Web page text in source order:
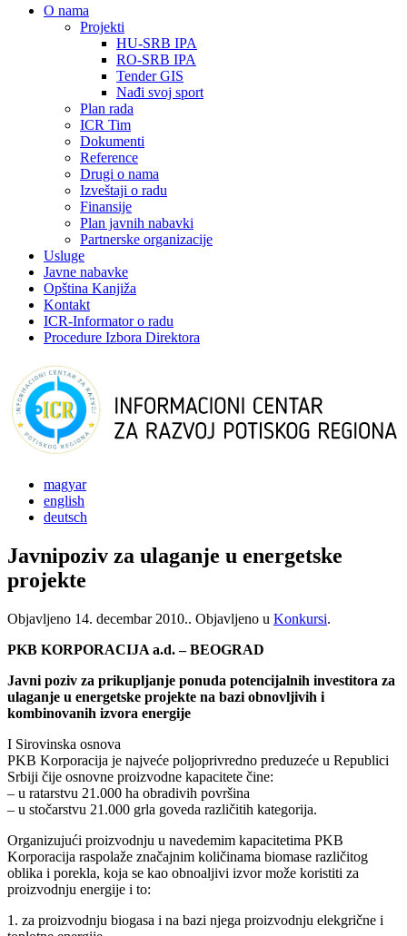
О nama
Projekti
HU-SRB IPA
RO-SRB IPA
Tender GIS
Nađi svoj sport
Plan rada
ICR Tim
Dokumenti
Reference
Drugi o nama
Izveštaji o radu
Finansije
Plan javnih nabavki
Partnerske organizacije
Usluge
Javne nabavke
Opština Kanjiža
Kontakt
ICR-Informator o radu
Procedure Izbora Direktora
magyar
english
deutsch
Javnipoziv za ulaganje u energetske
projekte
Objavljeno 14. decembar 2010.. Objavljeno u Konkursi.
PKB KORPORACIJA a.d. – BEOGRAD
Javni poziv za prikupljanje ponuda potencijalnih investitora za
ulaganje u energetske projekte na bazi obnovljivih i
kombinovanih izvora energije
I Sirovinska osnova
PKB Korporacija je najveće poljoprivredno preduzeće u Republici
Srbiji čije osnovne proizvodne kapacitete čine:
– u ratarstvu 21.000 ha obradivih površina
– u stočarstvu 21.000 grla goveda različitih kategorija.
Organizujući proizvodnju u navedemim kapacitetima PKB
Korporacija raspolaže značajnim količinama biomase različitog
oblika i porekla, koja se kao obnoaljivi izvor može koristiti za
proizvodnju energije i to:
1. za proizvodnju biogasa i na bazi njega proizvodnju elekgrične i